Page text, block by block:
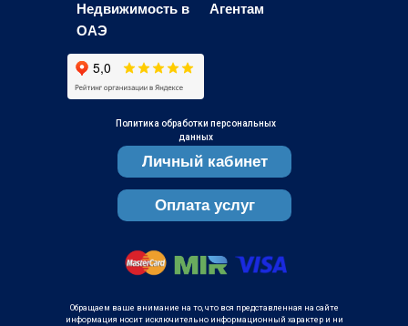
Обращаем ваше внимание на то, что вся представленная на сайте
информация носит исключительно информационный характер и ни
Политика обработки персональных
данных
Личный кабинет
Оплата услуг
Недвижимость в
ОАЭ
Агентам